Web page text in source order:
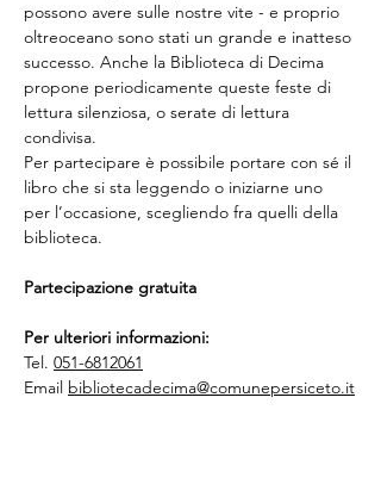
possono avere sulle nostre vite - e proprio
oltreoceano sono stati un grande e inatteso
successo. Anche la Biblioteca di Decima
propone periodicamente queste feste di
lettura silenziosa, o serate di lettura
condivisa.
Per partecipare è possibile portare con sé il
libro che si sta leggendo o iniziarne uno
per l’occasione, scegliendo fra quelli della
biblioteca.
Partecipazione gratuita
Per ulteriori informazioni:
Tel. 051-6812061
Email bibliotecadecima@comunepersiceto.it